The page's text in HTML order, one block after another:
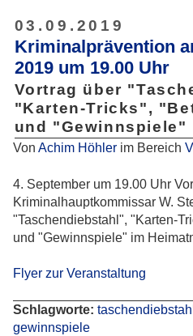
03.09.2019
Kriminalprävention
2019 um 19.00 Uhr
Vortrag über
"Karten-Tricks",
und "Gewinnspiele"
Von Achim Höhler im Bereich
4. September um 19.00 Uhr
Kriminalhauptkommissar W.
"Taschendiebstahl", "Karten-
und "Gewinnspiele" im
Flyer zur Veranstaltung
Schlagworte: taschendiebstahl
gewinnspiele